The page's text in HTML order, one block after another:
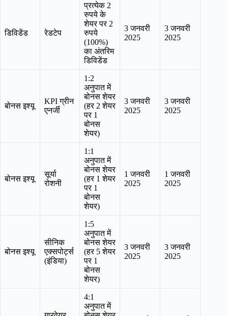
डिविडेंड रेडटेप
प्रत्येक 2
रुपये के
शेयर पर 2
रुपये
(100%)
का अंतरिम
डिविडेंड
3 जनवरी
2025
3 जनवरी
2025
बोनस इश्यू
KPI ग्रीन
एनर्जी
1:2
अनुपात में
बोनस शेयर
(हर 2 शेयर
पर 1
बोनस
शेयर)
3 जनवरी
2025
3 जनवरी
2025
बोनस इश्यू
सूर्या
रोशनी
1:1
अनुपात में
बोनस शेयर
(हर 1 शेयर
पर 1
बोनस
शेयर)
1 जनवरी
2025
1 जनवरी
2025
बोनस इश्यू
सीनिक
एक्सपोर्ट्स
(इंडिया)
1:5
अनुपात में
बोनस शेयर
(हर 5 शेयर
पर 1
बोनस
शेयर)
3 जनवरी
2025
3 जनवरी
2025
4:1
अनुपात में